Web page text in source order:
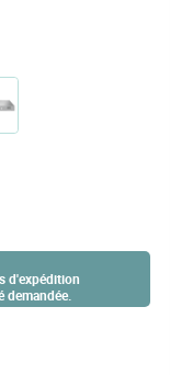
d'expédition
demandée.